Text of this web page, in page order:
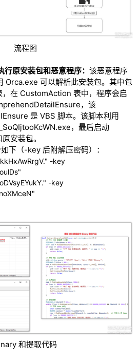
流程图
原安装包和恶意程序： 该恶意程序
Orca.exe 可以解析此安装包。其中包
在 CustomAction 表中，程序会启
，该
是 VBS 脚本。该脚本利用
，最后启动
安装包。
下（-key 后附解压密码）：
-key
-key
和提取代码